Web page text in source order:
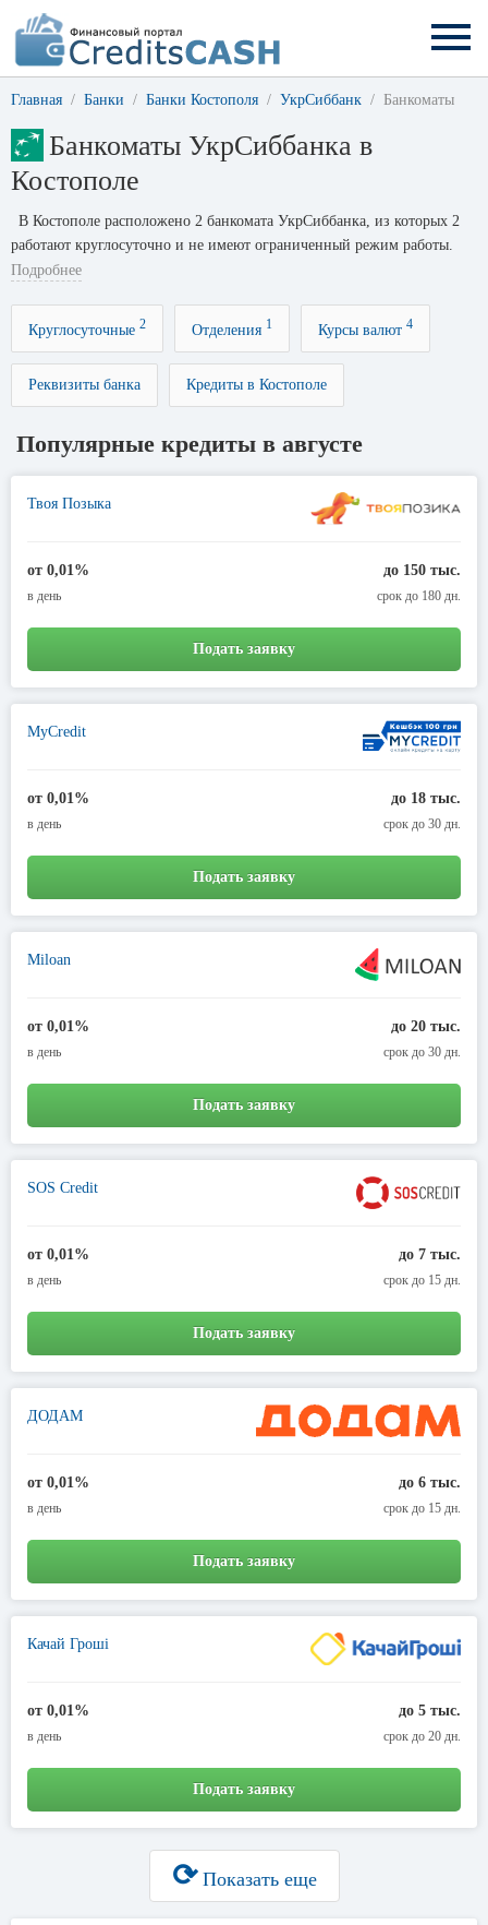
Главная Банки Банки Костополя УкрСиббанк Банкоматы
Банкоматы УкрСиббанка в
Костополе
В Костополе расположено 2 банкомата УкрСиббанка, из которых 2
работают круглосуточно и не имеют ограниченный режим работы.
График работы банкоматов можно уточнить на сайте банка
Подробнее
Круглосуточные 2 Отделения 1 Курсы валют 4
Реквизиты банка Кредиты в Костополе
Популярные кредиты в августе
Твоя Позыка
от 0,01%
в день
до 150 тыс.
срок до 180 дн.
Подать заявку
MyCredit
от 0,01%
в день
до 18 тыс.
срок до 30 дн.
Подать заявку
Miloan
от 0,01%
в день
до 20 тыс.
срок до 30 дн.
Подать заявку
SOS Credit
от 0,01%
в день
до 7 тыс.
срок до 15 дн.
Подать заявку
ДОДАМ
от 0,01%
в день
до 6 тыс.
срок до 15 дн.
Подать заявку
Качай Гроші
от 0,01%
в день
до 5 тыс.
срок до 20 дн.
Подать заявку
⟳Показать еще